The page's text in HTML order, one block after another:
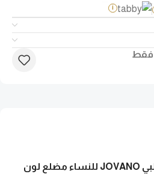
i
كن أول من يقيم “اطار طبي JOVANO للنساء مضلع لون